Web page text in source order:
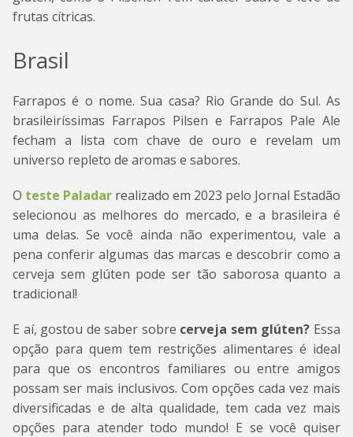
frutas cítricas.
Brasil
Farrapos é o nome. Sua casa? Rio Grande do Sul. As
brasileiríssimas Farrapos Pilsen e Farrapos Pale Ale
fecham a lista com chave de ouro e revelam um
universo repleto de aromas e sabores.
O teste Paladar realizado em 2023 pelo Jornal Estadão
selecionou as melhores do mercado, e a brasileira é
uma delas. Se você ainda não experimentou, vale a
pena conferir algumas das marcas e descobrir como a
cerveja sem glúten pode ser tão saborosa quanto a
tradicional!
E aí, gostou de saber sobre cerveja sem glúten? Essa
opção para quem tem restrições alimentares é ideal
para que os encontros familiares ou entre amigos
possam ser mais inclusivos. Com opções cada vez mais
diversificadas e de alta qualidade, tem cada vez mais
opções para atender todo mundo! E se você quiser